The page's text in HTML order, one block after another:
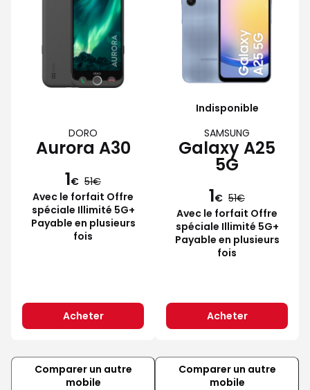
DORO
Aurora A30
1€ 51
Avec le forfait Offre
spéciale Illimité 5G+
Payable en plusieurs
fois
Acheter
Indisponible
SAMSUNG
Galaxy A25
5G
1€ 51
Avec le forfait Offre
spéciale Illimité 5G+
Payable en plusieurs
fois
Acheter
Comparer un autre
mobile
Comparer un autre
mobile